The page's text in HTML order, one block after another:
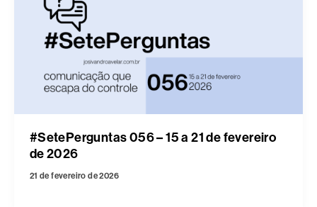
#SetePerguntas 056 – 15 a 21 de fevereiro
de 2026
21 de fevereiro de 2026